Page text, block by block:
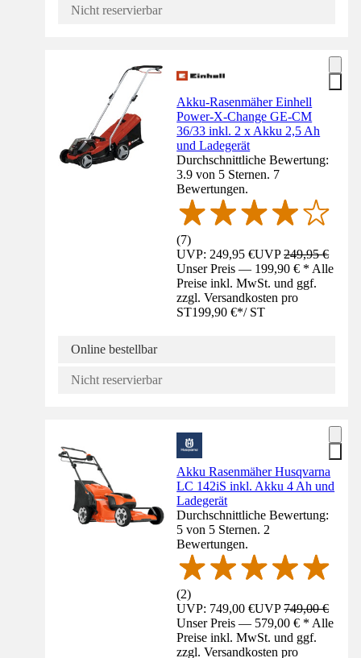
Nicht reservierbar
Akku-Rasenmäher Einhell
Power-X-Change GE-CM
36/33 inkl. 2 x Akku 2,5 Ah
und Ladegerät
Durchschnittliche Bewertung:
3.9 von 5 Sternen. 7
Bewertungen.
(7)
UVP: 249,95 €UVP249,95 €
Unser Preis — 199,90 € * Alle
Preise inkl. MwSt. und ggf.
zzgl. Versandkosten pro
ST199,90 €*/ ST
Online bestellbar
Nicht reservierbar
Akku Rasenmäher Husqvarna
LC 142iS inkl. Akku 4 Ah und
Ladegerät
Durchschnittliche Bewertung:
5 von 5 Sternen. 2
Bewertungen.
(2)
UVP: 749,00 €UVP749,00 €
Unser Preis — 579,00 € * Alle
Preise inkl. MwSt. und ggf.
zzgl. Versandkosten pro